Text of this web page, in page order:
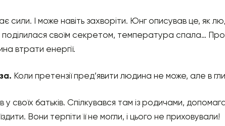
сили. І може навіть захворіти. Юнг описував це, як
своїм секретом, температура спала…
втрати енергії.
Коли претензії пред’явити людина не може, але в
у своїх батьків. Спілкувався там із родичами,
Вони терпіти її не могли, і цього не приховували!